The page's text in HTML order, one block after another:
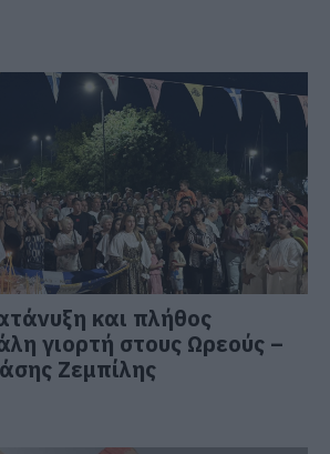
και πλήθος
γιορτή στους Ωρεούς –
Ζεμπίλης